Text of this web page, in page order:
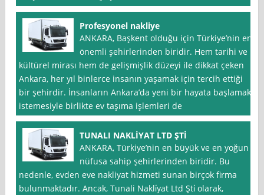
Profesyonel nakliye
ANKARA, Başkent olduğu için Türkiye’nin en
önemli şehirlerinden biridir. Hem tarihi ve
kültürel mirası hem de gelişmişlik düzeyi ile dikkat çeken
Ankara, her yıl binlerce insanın yaşamak için tercih ettiği
bir şehirdir. İnsanların Ankara’da yeni bir hayata başlamak
istemesiyle birlikte ev taşıma işlemleri de
TUNALI NAKLİYAT LTD ŞTİ
ANKARA, Türkiye’nin en büyük ve en yoğun
nüfusa sahip şehirlerinden biridir. Bu
nedenle, evden eve nakliyat hizmeti sunan birçok firma
bulunmaktadır. Ancak, Tunali Nakli̇yat Ltd Şti̇ olarak,